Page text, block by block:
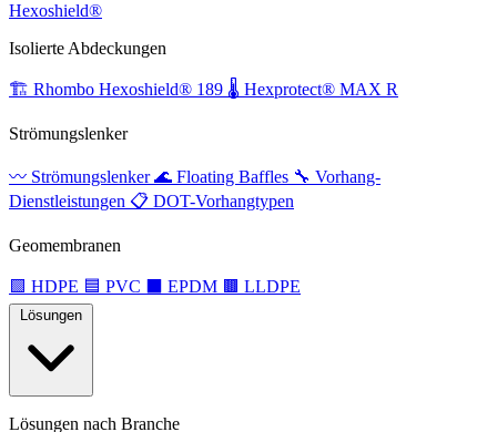
Hexoshield®
Isolierte Abdeckungen
🏗️ Rhombo Hexoshield® 189 🌡️ Hexprotect® MAX R
Strömungslenker
〰️ Strömungslenker🌊 Floating Baffles 🔧 Vorhang-
Dienstleistungen 📋 DOT-Vorhangtypen
Geomembranen
🟩 HDPE 🟦 PVC EPDM 🟫 LLDPE
Lösungen nach Branche